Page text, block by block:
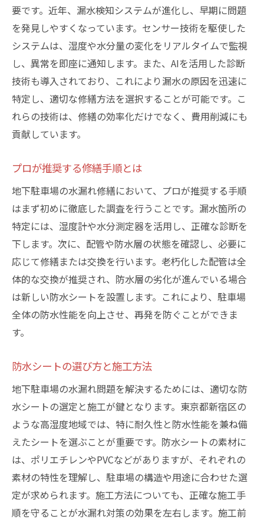
要です。近年、漏水検知システムが進化し、早期に問題
を発見しやすくなっています。センサー技術を駆使した
システムは、湿度や水分量の変化をリアルタイムで監視
し、異常を即座に通知します。また、AIを活用した診断
技術も導入されており、これにより漏水の原因を迅速に
特定し、適切な修繕方法を選択することが可能です。こ
れらの技術は、修繕の効率化だけでなく、費用削減にも
貢献しています。
プロが推奨する修繕手順とは
地下駐車場の水漏れ修繕において、プロが推奨する手順
はまず初めに徹底した調査を行うことです。漏水箇所の
特定には、湿度計や水分測定器を活用し、正確な診断を
下します。次に、配管や防水層の状態を確認し、必要に
応じて修繕または交換を行います。老朽化した配管は全
体的な交換が推奨され、防水層の劣化が進んでいる場合
は新しい防水シートを設置します。これにより、駐車場
全体の防水性能を向上させ、再発を防ぐことができま
す。
防水シートの選び方と施工方法
地下駐車場の水漏れ問題を解決するためには、適切な防
水シートの選定と施工が鍵となります。東京都新宿区の
ような高湿度地域では、特に耐久性と防水性能を兼ね備
えたシートを選ぶことが重要です。防水シートの素材に
は、ポリエチレンやPVCなどがありますが、それぞれの
素材の特性を理解し、駐車場の構造や用途に合わせた選
定が求められます。施工方法についても、正確な施工手
順を守ることが水漏れ対策の効果を左右します。施工前